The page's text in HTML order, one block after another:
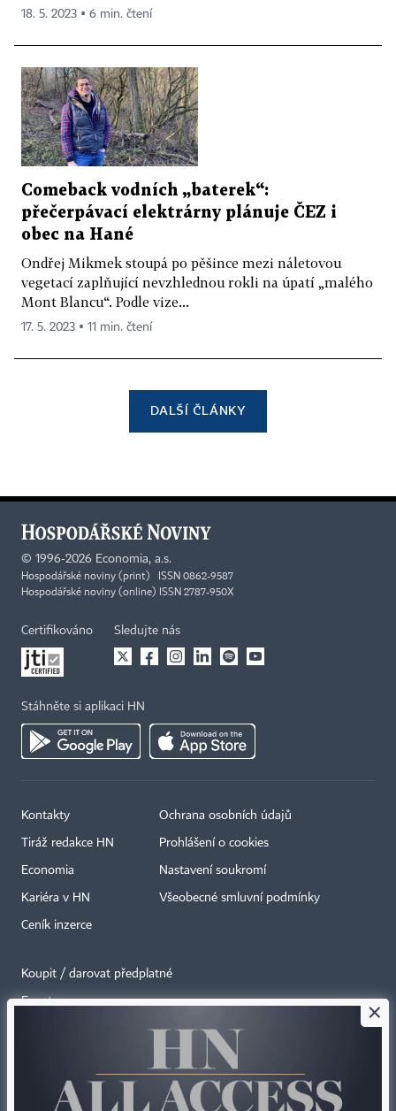
18. 5. 2023 ▪ 6 min. čtení
Comeback vodních „baterek“:
přečerpávací elektrárny plánuje ČEZ i
obec na Hané
Ondřej Mikmek stoupá po pěšince mezi náletovou
vegetací zaplňující nevzhlednou rokli na úpatí „malého
Mont Blancu“. Podle vize...
17. 5. 2023 ▪ 11 min. čtení
DALŠÍ ČLÁNKY
© 1996-2026 Economia, a.s.
Hospodářské noviny (print) ISSN 0862-9587
Hospodářské noviny (online) ISSN 2787-950X
Certifikováno Sledujte nás
Stáhněte si aplikaci HN
Kontakty
Tiráž redakce HN
Economia
Kariéra v HN
Ceník inzerce
Ochrana osobních údajů
Prohlášení o cookies
Nastavení soukromí
Všeobecné smluvní podmínky
Koupit / darovat předplatné
Eventy ×